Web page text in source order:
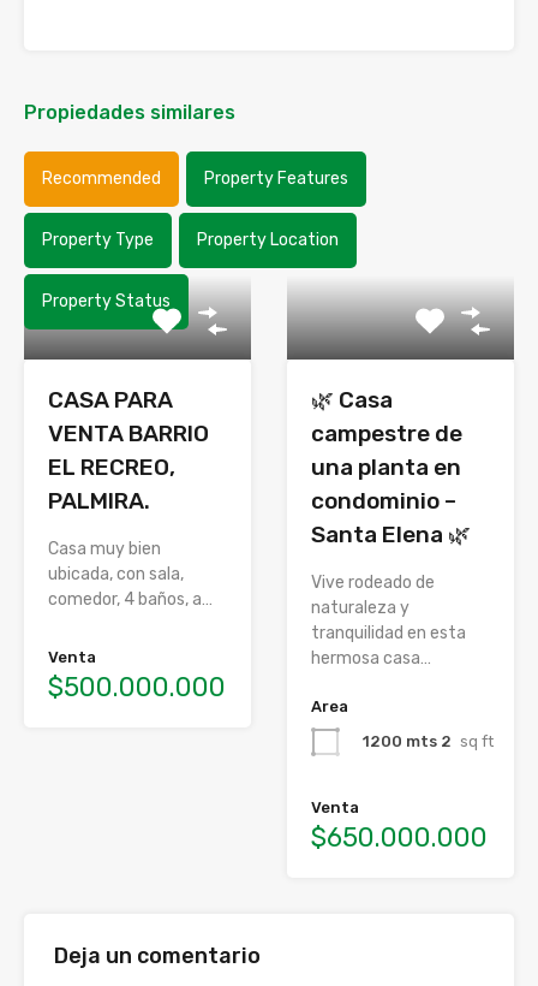
Propiedades similares
Recommended Property Features
Property Type Property Location
Property Status
CASA PARA
VENTA BARRIO
EL RECREO,
PALMIRA.
Casa muy bien
ubicada, con sala,
comedor, 4 baños, a…
Venta
$500.000.000
🌿 Casa
campestre de
una planta en
condominio –
Santa Elena 🌿
Vive rodeado de
naturaleza y
tranquilidad en esta
hermosa casa…
Area
1200 mts 2 sq ft
Venta
$650.000.000
Deja un comentario